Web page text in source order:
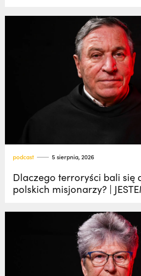
podcast 5 sierpnia, 2026
Dlaczego terroryści bali się
polskich misjonarzy? |